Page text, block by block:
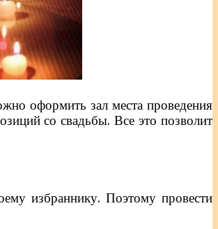
оформить зал места проведения
со свадьбы. Все это позволит
избраннику. Поэтому провести